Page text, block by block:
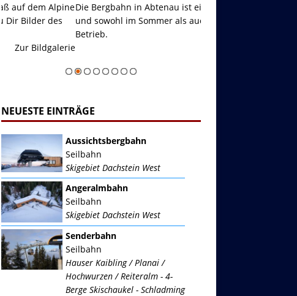
Die Bergbahn in Abtenau ist eine Kombibahn
und sowohl im Sommer als auch im Winter in
Garmisch-
der Hauptorte in
NEUESTE EINTRÄGE
Aussichtsbergbahn
Seilbahn
Skigebiet Dachstein West
Angeralmbahn
Seilbahn
Skigebiet Dachstein West
Senderbahn
Seilbahn
Hauser Kaibling / Planai /
Hochwurzen / Reiteralm - 4-
Berge Skischaukel - Schladming